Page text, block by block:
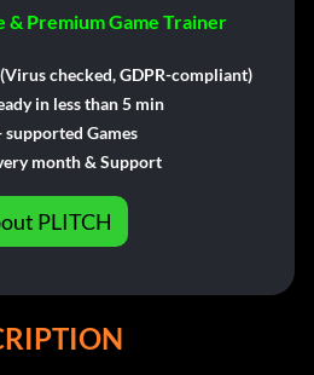
& Premium Game Trainer
checked, GDPR-compliant)
in less than 5 min
Games
month & Support
PLITCH